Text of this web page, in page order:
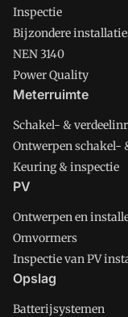
Inspectie
Bijzondere
NEN 3140
Power Quality
Meterruimte
Schakel- &
Ontwerpen schakel-
Keuring & inspectie
PV
Ontwerpen en
Omvormers
Inspectie van PV
Opslag
Batterijsystemen